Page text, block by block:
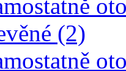
(2)